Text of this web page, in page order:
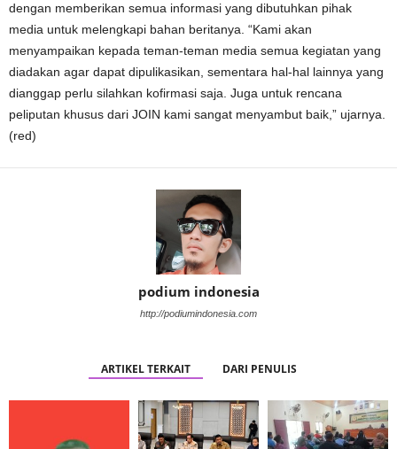
dengan memberikan semua informasi yang dibutuhkan pihak
media untuk melengkapi bahan beritanya. “Kami akan
menyampaikan kepada teman-teman media semua kegiatan yang
diadakan agar dapat dipulikasikan, sementara hal-hal lainnya yang
dianggap perlu silahkan kofirmasi saja. Juga untuk rencana
peliputan khusus dari JOIN kami sangat menyambut baik,” ujarnya.
(red)
podium indonesia
http://podiumindonesia.com
ARTIKEL TERKAIT DARI PENULIS